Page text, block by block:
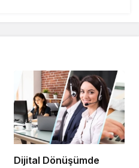
Dijital Dönüşümde